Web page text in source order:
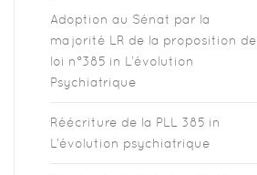
Adoption au Sénat par la
majorité LR de la proposition de
loi n°385 in L’évolution
Psychiatrique
Réécriture de la PLL 385 in
L’évolution psychiatrique